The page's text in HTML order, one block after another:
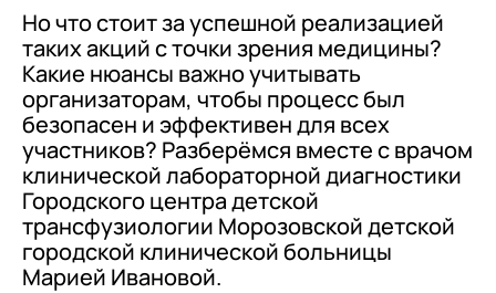
Но что стоит за успешной реализацией
таких акций с точки зрения медицины?
Какие нюансы важно учитывать
организаторам, чтобы процесс был
безопасен и эффективен для всех
участников? Разберёмся вместе с врачом
клинической лабораторной диагностики
Городского центра детской
трансфузиологии Морозовской детской
городской клинической больницы
Марией Ивановой.